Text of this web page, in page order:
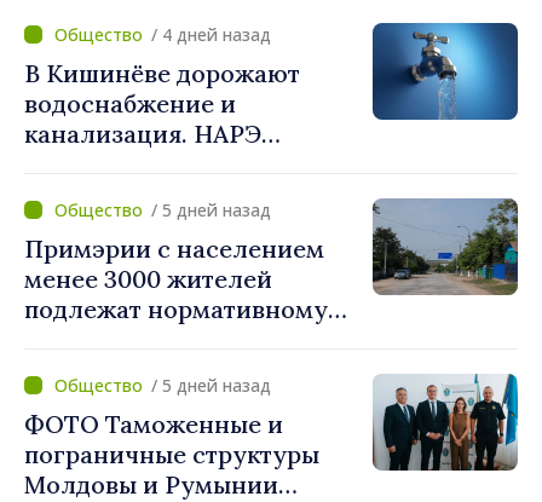
«Правительство
предоставляет примэриям,
которые добровольно
объединяются,
беспрецедентный
/ 4 дней назад
В Кишинёве дорожают
водоснабжение и
канализация. НАРЭ
/ 5 дней назад
Примэрии с населением
менее 3000 жителей
подлежат нормативному
«Реформу нужно
завершить этой осенью»
/ 5 дней назад
ФОТО Таможенные и
пограничные структуры
Молдовы и Румынии